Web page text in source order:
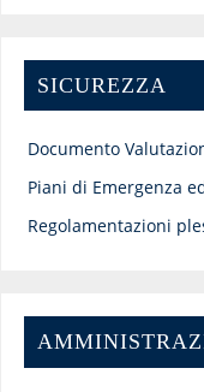
SICUREZZA
Documento
Piani di Emergenza
Regolamentazioni